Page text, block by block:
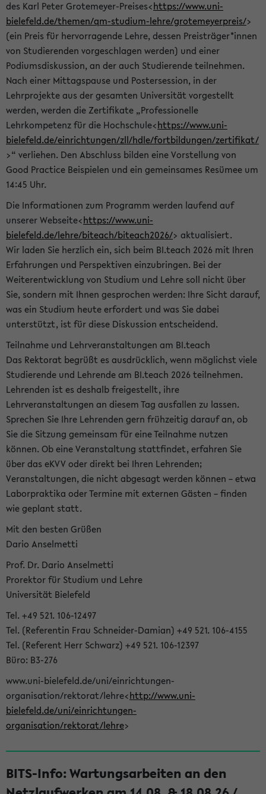
des Karl Peter Grotemeyer-Preises<https://www.uni-
bielefeld.de/themen/qm-studium-lehre/grotemeyerpreis/>
(ein Preis für hervorragende Lehre, dessen Preisträger*innen
von Studierenden vorgeschlagen werden) und einer
Podiumsdiskussion, an der auch Studierende teilnehmen.
Nach einer Mittagspause und Postersession, in der
Lehrprojekte aus der gesamten Universität vorgestellt
werden, werden die Zertifikate „Professionelle
Lehrkompetenz für die Hochschule<https://www.uni-
bielefeld.de/einrichtungen/zll/hdle/fortbildungen/zertifikat/
>“ verliehen. Den Abschluss bilden eine Vorstellung von
Good Practice Beispielen und ein gemeinsames Resümee um
14:45 Uhr.
Die Informationen zum Programm werden laufend auf
unserer Webseite<https://www.uni-
bielefeld.de/lehre/biteach/biteach2026/> aktualisiert.
Wir laden Sie herzlich ein, sich beim BI.teach 2026 mit Ihren
Erfahrungen und Perspektiven einzubringen. Bei der
Weiterentwicklung von Studium und Lehre soll nicht über
Sie, sondern mit Ihnen gesprochen werden: Ihre Sicht darauf,
was ein Studium heute erfordert und was Sie dabei
unterstützt, ist für diese Diskussion entscheidend.
Teilnahme und Lehrveranstaltungen am BI.teach
Das Rektorat begrüßt es ausdrücklich, wenn möglichst viele
Studierende und Lehrende am BI.teach 2026 teilnehmen.
Lehrenden ist es deshalb freigestellt, ihre
Lehrveranstaltungen an diesem Tag ausfallen zu lassen.
Sprechen Sie Ihre Lehrenden gern frühzeitig darauf an, ob
Sie die Sitzung gemeinsam für eine Teilnahme nutzen
können. Ob eine Veranstaltung stattfindet, erfahren Sie
über das eKVV oder direkt bei Ihren Lehrenden;
Veranstaltungen, die nicht abgesagt werden können – etwa
Laborpraktika oder Termine mit externen Gästen – finden
wie geplant statt.
Mit den besten Grüßen
Dario Anselmetti
Prof. Dr. Dario Anselmetti
Prorektor für Studium und Lehre
Universität Bielefeld
Tel. +49 521. 106-12497
Tel. (Referentin Frau Schneider-Damian) +49 521. 106-4155
Tel. (Referent Herr Schwarz) +49 521. 106-12397
Büro: B3-276
www.uni-bielefeld.de/uni/einrichtungen-
organisation/rektorat/lehre<http://www.uni-
bielefeld.de/uni/einrichtungen-
organisation/rektorat/lehre>
BITS-Info: Wartungsarbeiten an den